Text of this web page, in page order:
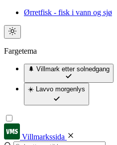
Ørretfisk - fisk i vann og sjø
Fargetema
🌲 Villmark etter solnedgang
☀️ Lavvo morgenlys
Villmarkssida